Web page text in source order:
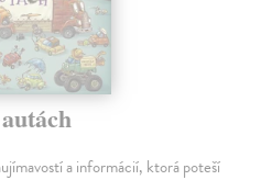
a informácií, ktorá poteší